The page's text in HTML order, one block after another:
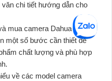
chi tiết hướng dẫn cho
mua camera Dahua chính
một số bước cần thiết để
chất lượng và phù hợp
về các model camera